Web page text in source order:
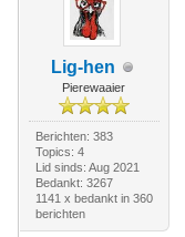
Lig-hen
Pierewaaier
Berichten: 383
Topics: 4
Lid sinds: Aug 2021
Bedankt: 3267
1141 x bedankt in 360
berichten